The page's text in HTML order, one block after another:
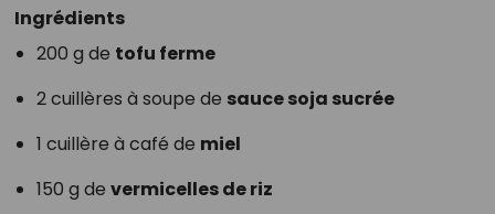
Ingrédients
200 g de tofu ferme
2 cuillères à soupe de sauce soja sucrée
1 cuillère à café de miel
150 g de vermicelles de riz